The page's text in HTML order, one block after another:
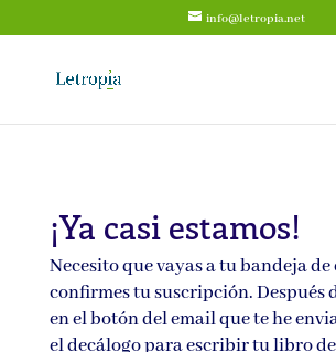
info@letropia.net
¡Ya casi estamos!
Necesito que vayas a tu bandeja
confirmes tu suscripción. Después
en el botón del email que te he
el decálogo para escribir tu libro